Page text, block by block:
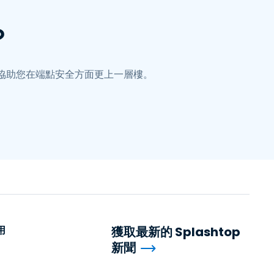
您在端點安全方面更上一層樓。
獲取最新的 Splashtop
新聞